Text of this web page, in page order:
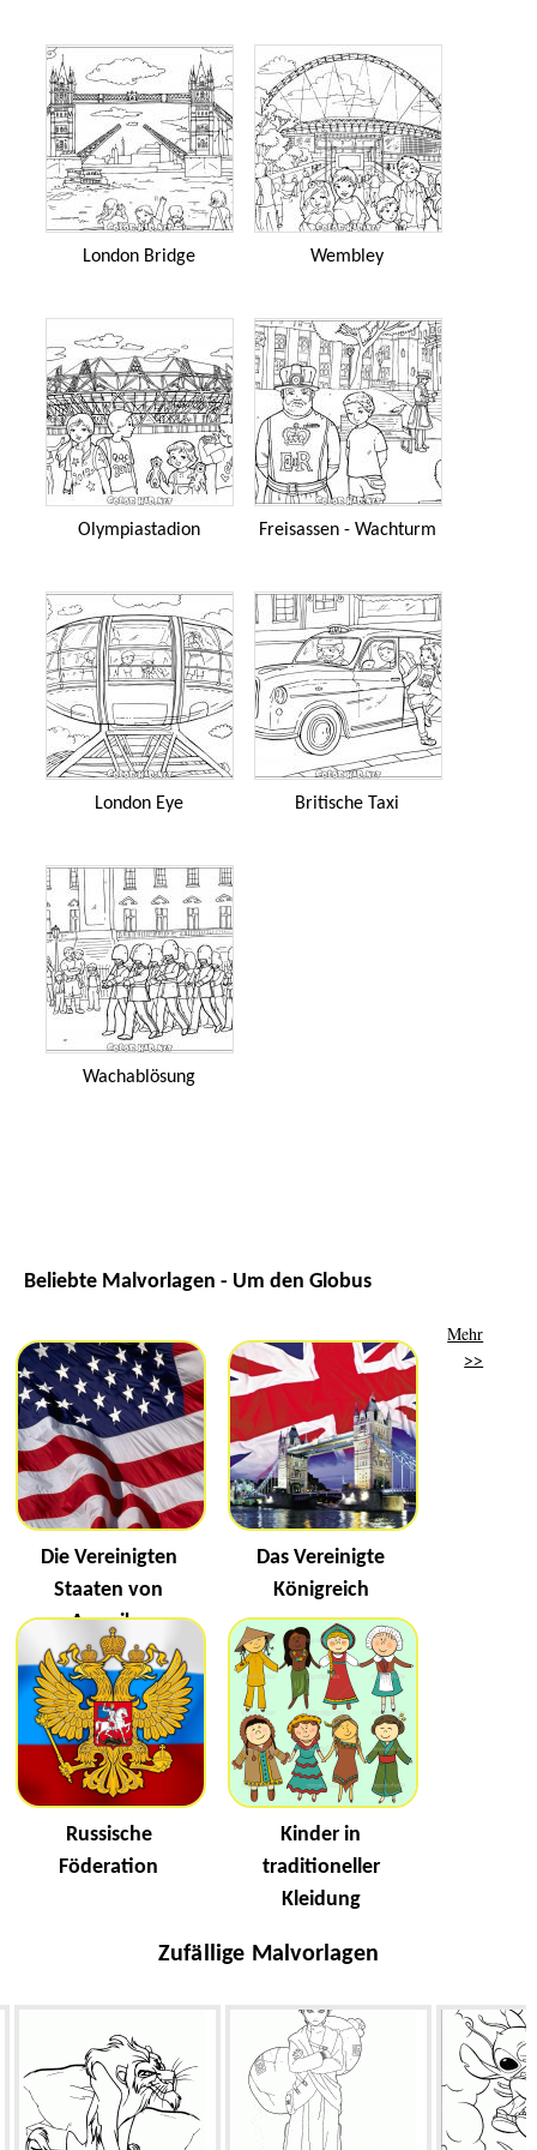
London Bridge Wembley
Olympiastadion Freisassen - Wachturm
London Eye Britische Taxi
Wachablösung
Beliebte Malvorlagen - Um den Globus
Die Vereinigten
Staaten von
Amerika
Das Vereinigte
Königreich
Russische
Föderation
Kinder in
traditioneller
Kleidung
Mehr
>>
Zufällige Malvorlagen